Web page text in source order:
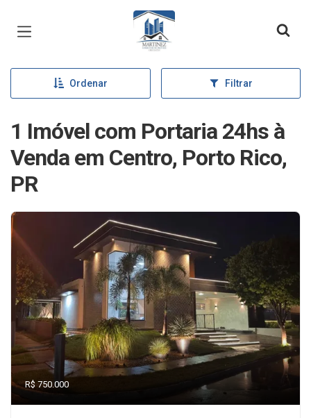
Página inicial
Ordenar Filtrar
1 Imóvel com Portaria 24hs à
Venda em Centro, Porto Rico,
PR
R$ 750.000